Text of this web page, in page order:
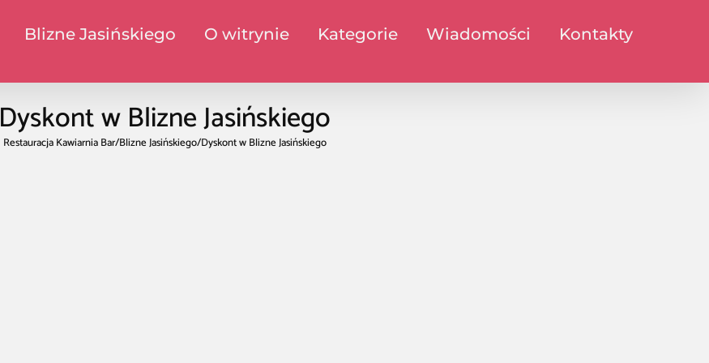
Blizne Jasińskiego O witrynie Kategorie Wiadomości Kontakty
Dyskont w Blizne Jasińskiego
Restauracja Kawiarnia Bar/Blizne Jasińskiego/Dyskont w Blizne Jasińskiego